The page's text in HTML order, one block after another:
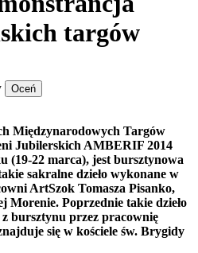
targów
Międzynarodowych Targów
Jubilerskich AMBERIF 2014
(19-22 marca), jest bursztynowa
sakralne dzieło wykonane w
ArtSzok Tomasza Pisanko,
Morenie. Poprzednie takie dzieło
bursztynu przez pracownię
się w kościele św. Brygidy